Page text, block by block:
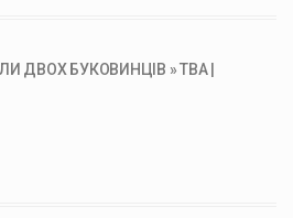
ДВОХ БУКОВИНЦІВ » ТВА |